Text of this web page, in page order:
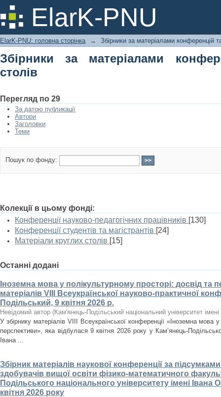
ElarK-PNU
Збірники за матеріалами
ElarK-PNU: головна сторінка → Збірники за матеріалами конференцій
Збірники за матеріалами
столів
Перегляд по 29
За датою публикації
Автори
Заголовки
Теми
Пошук по фонду:
Колекції в цьому фонді:
Конференції науково-педагогічних працівників [130]
Конференції студентів та магістрантів [24]
Матеріали круглих столів [15]
Останні додані
Іноземна мова у полікультурному просторі: досвід та
матеріалів VІІІ Всеукраїнської науково-практичної
Подільський, 9 квітня 2026 р.
Невідомий автор (Кам'янець-Подільський національний університет імені
У збірнику матеріалів VІІІ Всеукраїнської конференції «Іноземна мова
перспективи», яка відбулася 9 квітня 2026 року у Кам’янець-
Івана ...
Збірник матеріалів наукової конференції за
здобувачів вищої освіти фізико-математичного
Подільського національного університету імені Івана
квітня 2026 року